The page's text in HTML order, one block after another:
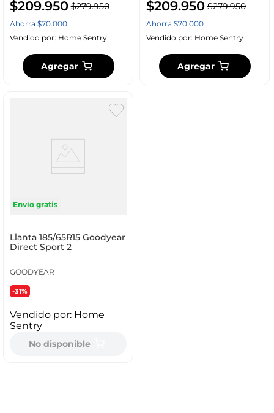
$209.950 $279.950
Ahorra $70.000
Vendido por: Home Sentry
Agregar
$209.950 $279.950
Ahorra $70.000
Vendido por: Home Sentry
Agregar
Envío gratis
Llanta 185/65R15 Goodyear
Direct Sport 2
GOODYEAR
-31%
Vendido por: Home
Sentry
No disponible